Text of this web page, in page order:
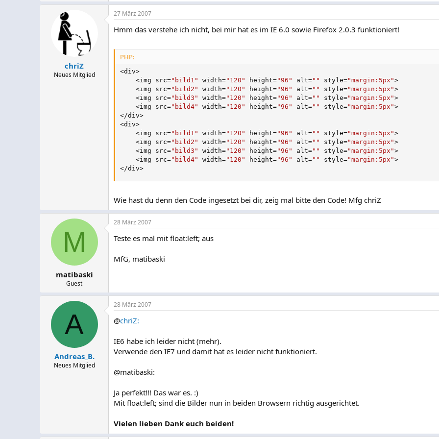
chriZ
Neues Mitglied
27 März 2007
Hmm das verstehe ich nicht, bei mir hat es im IE 6.0 sowie Firefox 2.0.3 funktioniert!
PHP:
<div>
<img src="bild1" width="120" height="96" alt="" style="margin:5px">
<img src="bild2" width="120" height="96" alt="" style="margin:5px">
<img src="bild3" width="120" height="96" alt="" style="margin:5px">
<img src="bild4" width="120" height="96" alt="" style="margin:5px">
</div>
<div>
<img src="bild1" width="120" height="96" alt="" style="margin:5px">
<img src="bild2" width="120" height="96" alt="" style="margin:5px">
<img src="bild3" width="120" height="96" alt="" style="margin:5px">
<img src="bild4" width="120" height="96" alt="" style="margin:5px">
</div>
Wie hast du denn den Code ingesetzt bei dir, zeig mal bitte den Code! Mfg chriZ
M
matibaski
Guest
28 März 2007
Teste es mal mit float:left; aus
MfG, matibaski
A
Andreas_B.
Neues Mitglied
28 März 2007
@chriZ:
IE6 habe ich leider nicht (mehr).
Verwende den IE7 und damit hat es leider nicht funktioniert.
@matibaski:
Ja perfekt!!! Das war es. :)
Mit float:left; sind die Bilder nun in beiden Browsern richtig ausgerichtet.
Vielen lieben Dank euch beiden!